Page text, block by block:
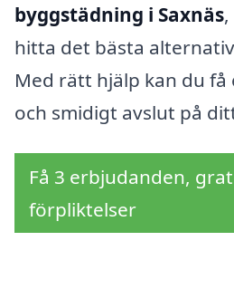
byggstädning i Saxnäs
hitta det bästa
Med rätt hjälp kan du
och smidigt avslut på
Få 3 erbjudanden,
förpliktelser